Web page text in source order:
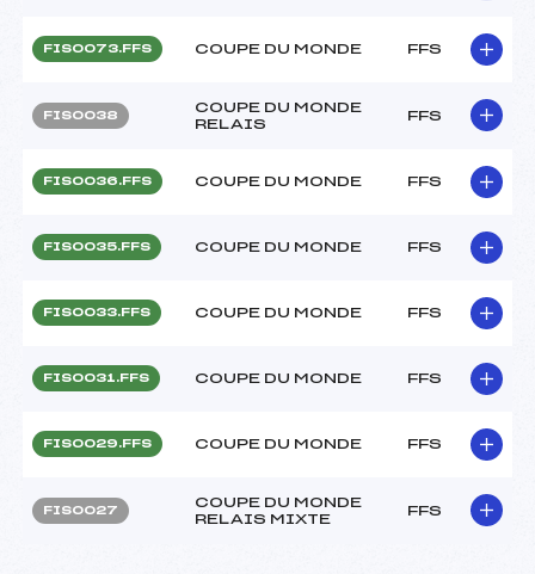
FIS0073.FFS COUPE DU MONDE FFS
FIS0038
COUPE DU MONDE
RELAIS
FFS
FIS0036.FFS COUPE DU MONDE FFS
FIS0035.FFS COUPE DU MONDE FFS
FIS0033.FFS COUPE DU MONDE FFS
FIS0031.FFS COUPE DU MONDE FFS
FIS0029.FFS COUPE DU MONDE FFS
FIS0027
COUPE DU MONDE
RELAIS MIXTE
FFS